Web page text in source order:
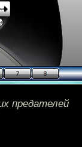
предателей